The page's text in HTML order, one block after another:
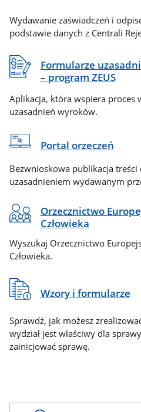
Wydawanie zaświadczeń i
podstawie danych z Centrali
Formularze
– program ZEUS
Aplikacja, która wspiera proces
uzasadnień wyroków.
Portal orzeczeń
Bezwnioskowa publikacja treści
uzasadnieniem wydawanym
Orzecznictwo
Człowieka
Wyszukaj Orzecznictwo
Człowieka.
Wzory i formularze
Sprawdź, jak możesz
wydział jest właściwy dla
zainicjować sprawę.